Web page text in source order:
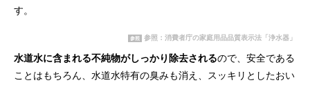
す。
参照 参照：消費者庁の家庭用品品質表示法「浄水器」
水道水に含まれる不純物がしっかり除去されるので、安全である
ことはもちろん、水道水特有の臭みも消え、スッキリとしたおい